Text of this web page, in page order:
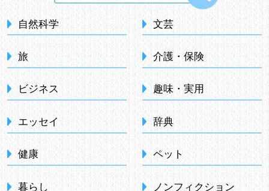
自然科学
旅
ビジネス
エッセイ
健康
暮らし
文芸
介護・保険
趣味・実用
辞典
ペット
ノンフィクション